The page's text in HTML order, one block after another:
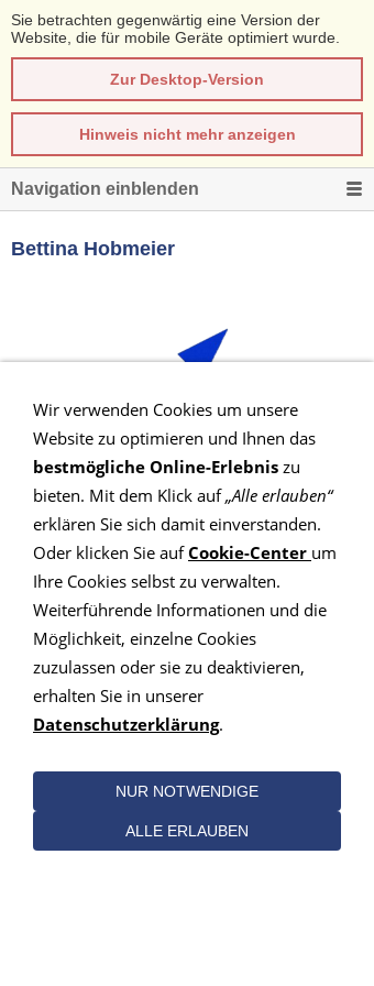
Sie betrachten gegenwärtig eine Version der
Website, die für mobile Geräte optimiert wurde.
Zur Desktop-Version
Hinweis nicht mehr anzeigen
Navigation einblenden
Bettina Hobmeier
Kontakt Angebot
Kompetenz
85368
Moosburg
Wir verwenden Cookies um unsere
Website zu optimieren und Ihnen das
bestmögliche Online-Erlebnis zu
bieten. Mit dem Klick auf„Alle erlauben“
erklären Sie sich damit einverstanden.
Oder klicken Sie aufCookie-Center um
Ihre Cookies selbst zu verwalten.
Weiterführende Informationen und die
Möglichkeit, einzelne Cookies
zuzulassen oder sie zu deaktivieren,
erhalten Sie in unserer
Datenschutzerklärung.
NUR NOTWENDIGE
ALLE ERLAUBEN